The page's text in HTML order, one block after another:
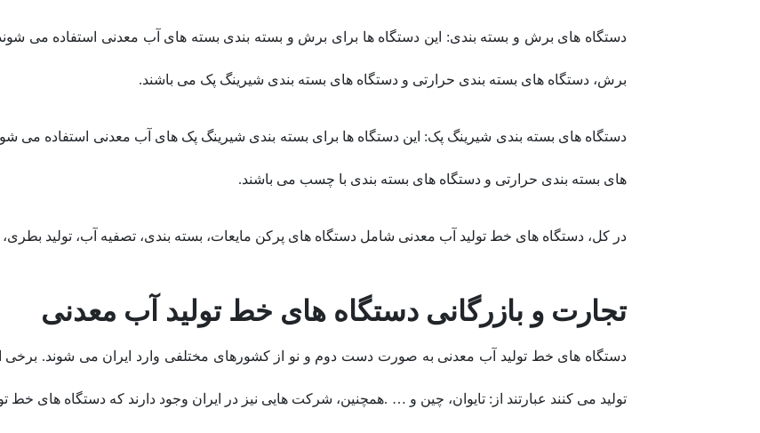
دستگاه های برش و بسته بندی: این دستگاه ها برای برش و بسته بندی بسته های آب معدنی استفاده می
برش، دستگاه های بسته بندی حرارتی و دستگاه های بسته بندی شیرینگ پک می باشند.
دستگاه های بسته بندی شیرینگ پک: این دستگاه ها برای بسته بندی شیرینگ پک های آب معدنی استفاده می
های بسته بندی حرارتی و دستگاه های بسته بندی با چسب می باشند.
در کل، دستگاه های خط تولید آب معدنی شامل دستگاه های پرکن مایعات، بسته بندی، تصفیه آب، تولید
تجارت و بازرگانی دستگاه های خط تولید آب معدنی
دستگاه های خط تولید آب معدنی به صورت دست دوم و نو از کشورهای مختلفی وارد ایران می شوند. برخی
تولید می کنند عبارتند از: تایوان، چین و … .همچنین، شرکت هایی نیز در ایران وجود دارند که دستگاه های